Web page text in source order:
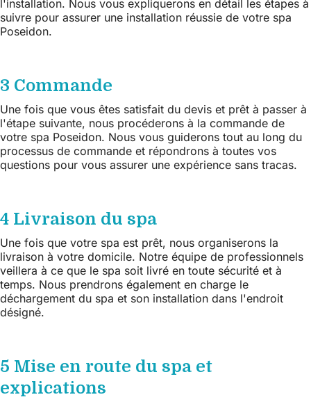
l'installation. Nous vous expliquerons en détail les étapes à
suivre pour assurer une installation réussie de votre spa
Poseidon.
3 Commande
Une fois que vous êtes satisfait du devis et prêt à passer à
l'étape suivante, nous procéderons à la commande de
votre spa Poseidon. Nous vous guiderons tout au long du
processus de commande et répondrons à toutes vos
questions pour vous assurer une expérience sans tracas.
4 Livraison du spa
Une fois que votre spa est prêt, nous organiserons la
livraison à votre domicile. Notre équipe de professionnels
veillera à ce que le spa soit livré en toute sécurité et à
temps. Nous prendrons également en charge le
déchargement du spa et son installation dans l'endroit
désigné.
5 Mise en route du spa et
explications